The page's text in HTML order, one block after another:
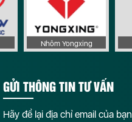
Nhôm Yongxing
GỬI THÔNG TIN TƯ VẤN
Hãy để lại địa chỉ email của